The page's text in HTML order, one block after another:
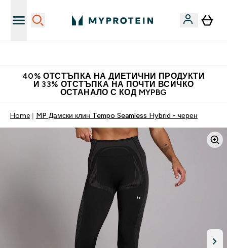
40% ОТСТЪПКА НА ДИЕТИЧНИ ПРОДУКТИ
И 33% ОТСТЪПКА НА ПОЧТИ ВСИЧКО
ОСТАНАЛО С КОД MYPBG
Home MP Дамски клин Tempo Seamless Hybrid - черен